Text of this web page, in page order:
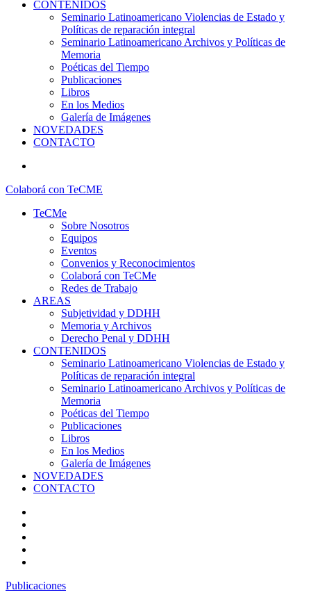
CONTENIDOS
Seminario Latinoamericano Violencias de Estado y
Políticas de reparación integral
Seminario Latinoamericano Archivos y Políticas de
Memoria
Poéticas del Tiempo
Publicaciones
Libros
En los Medios
Galería de Imágenes
NOVEDADES
CONTACTO
Colaborá con TeCME
TeCMe
Sobre Nosotros
Equipos
Eventos
Convenios y Reconocimientos
Colaborá con TeCMe
Redes de Trabajo
AREAS
Subjetividad y DDHH
Memoria y Archivos
Derecho Penal y DDHH
CONTENIDOS
Seminario Latinoamericano Violencias de Estado y
Políticas de reparación integral
Seminario Latinoamericano Archivos y Políticas de
Memoria
Poéticas del Tiempo
Publicaciones
Libros
En los Medios
Galería de Imágenes
NOVEDADES
CONTACTO
Publicaciones